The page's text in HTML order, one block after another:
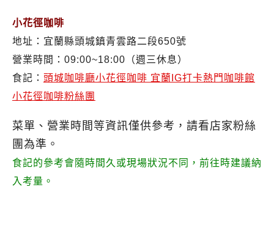
小花徑咖啡
地址：宜蘭縣頭城鎮青雲路二段650號
營業時間：09:00~18:00（週三休息）
食記： 頭城咖啡廳小花徑咖啡 宜蘭IG打卡熱門咖啡館
小花徑咖啡粉絲團
菜單、營業時間等資訊僅供參考，請看店家粉絲
團為準。
食記的參考會隨時間久或現場狀況不同，前往時建議納
入考量。